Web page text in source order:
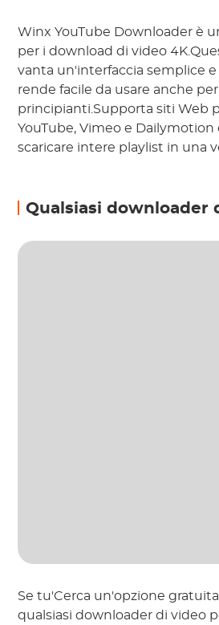
Winx YouTube Downloader è
per i download di video
vanta un'interfaccia semplice
rende facile da usare anche per
principianti.Supporta siti Web
YouTube, Vimeo e
scaricare intere playlist in una
Qualsiasi downloader
Se tu'Cerca un'opzione
qualsiasi downloader di video